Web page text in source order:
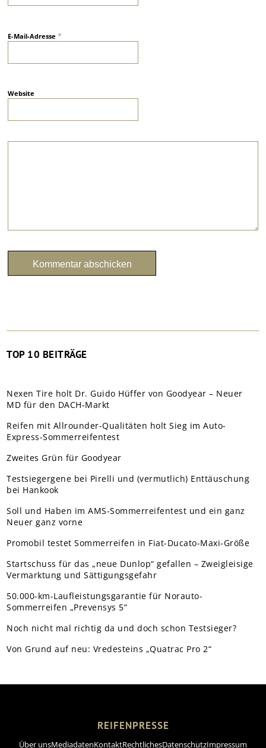
E-Mail-Adresse*
Website
TOP 10 BEITRÄGE
Nexen Tire holt Dr. Guido Hüffer von Goodyear – Neuer
MD für den DACH-Markt
Reifen mit Allrounder-Qualitäten holt Sieg im Auto-
Express-Sommerreifentest
Zweites Grün für Goodyear
Testsiegergene bei Pirelli und (vermutlich) Enttäuschung
bei Hankook
Soll und Haben im AMS-Sommerreifentest und ein ganz
Neuer ganz vorne
Promobil testet Sommerreifen in Fiat-Ducato-Maxi-Größe
Startschuss für das „neue Dunlop“ gefallen – Zweigleisige
Vermarktung und Sättigungsgefahr
50.000-km-Laufleistungsgarantie für Norauto-
Sommerreifen „Prevensys 5”
Noch nicht mal richtig da und doch schon Testsieger?
Von Grund auf neu: Vredesteins „Quatrac Pro 2“
REIFENPRESSE
Über unsMediadatenKontaktRechtlichesDatenschutzImpressum